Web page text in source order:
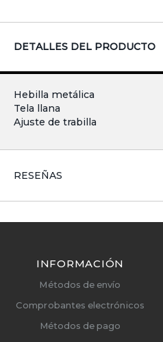
DETALLES DEL PRODUCTO
Hebilla metálica
Tela llana
Ajuste de trabilla
RESEÑAS
INFORMACIÓN
Métodos de envío
Comprobantes electrónicos
Métodos de pago